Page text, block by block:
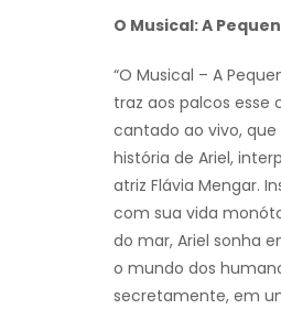
O Musical: A
“O Musical – A
traz aos palcos esse
cantado ao vivo, que
história de Ariel,
atriz Flávia Mengar.
com sua vida
do mar, Ariel sonha
o mundo dos
secretamente, em